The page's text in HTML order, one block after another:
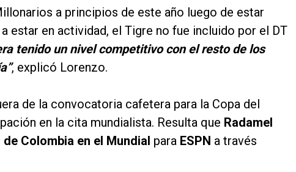
a principios de este año luego de estar
estar en actividad, el Tigre no fue incluido por el DT
tenido un nivel competitivo con el resto de los
, explicó Lorenzo.
de la convocatoria cafetera para la Copa del
en la cita mundialista. Resulta que Radamel
Colombia en el Mundial para ESPN a través